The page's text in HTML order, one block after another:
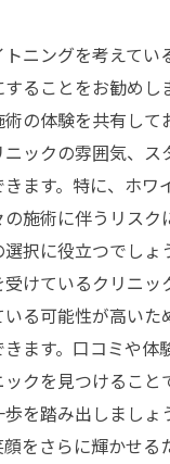
知っておきたいホワ
ック選びで重要視
リスクとその対策
コストを比較する
合ったホワイトニ
での施術体験をよ
監修 村津大地
修 三嶋一平
修 三嶋茉莉
歯科クリニック
ニングを考えてい
ることをお勧めし
の体験を共有して
ックの雰囲気、ス
ます。特に、ホワ
施術に伴うリスク
択に役立つでしょ
けているクリニッ
いる可能性が高いた
ます。口コミや体
クを見つけること
を踏み出しましょ
をさらに輝かせる